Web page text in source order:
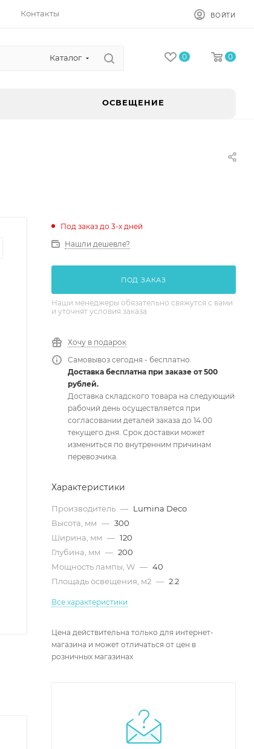
Контакты ВОЙТИ
Каталог 0 0
ОСВЕЩЕНИЕ
Под заказ до 3-х дней
Нашли дешевле?
ПОД ЗАКАЗ
Наши менеджеры обязательно свяжутся с вами
и уточнят условия заказа
Хочу в подарок
Самовывоз сегодня - бесплатно.
Доставка бесплатна при заказе от 500
рублей.
Доставка складского товара на следующий
рабочий день осуществляется при
согласовании деталей заказа до 14.00
текущего дня. Срок доставки может
измениться по внутренним причинам
перевозчика.
Характеристики
Производитель — Lumina Deco
Высота, мм — 300
Ширина, мм — 120
Глубина, мм — 200
Мощность лампы, W — 40
Площадь освещения, м2 — 2.2
Все характеристики
Цена действительна только для интернет-
магазина и может отличаться от цен в
розничных магазинах